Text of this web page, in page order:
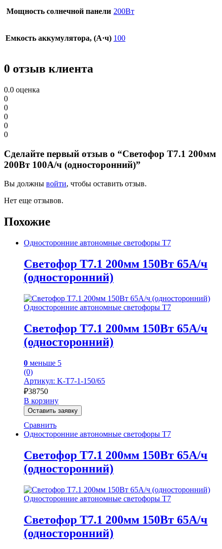
Мощность солнечной панели 200Вт
Емкость аккумулятора, (А·ч) 100
0 отзыв клиента
0.0 оценка
0
0
0
0
0
Сделайте первый отзыв о “Светофор Т7.1 200мм
200Вт 100А/ч (односторонний)”
Вы должны войти, чтобы оставить отзыв.
Нет еще отзывов.
Похожие
Односторонние автономные светофоры Т7
Светофор Т7.1 200мм 150Вт 65А/ч
(односторонний)
Односторонние автономные светофоры Т7
Светофор Т7.1 200мм 150Вт 65А/ч
(односторонний)
0 меньше 5
(0)
Артикул: K-Т7-1-150/65
₽38750
В корзину
Оставить заявку
Сравнить
Односторонние автономные светофоры Т7
Светофор Т7.1 200мм 150Вт 65А/ч
(односторонний)
Односторонние автономные светофоры Т7
Светофор Т7.1 200мм 150Вт 65А/ч
(односторонний)